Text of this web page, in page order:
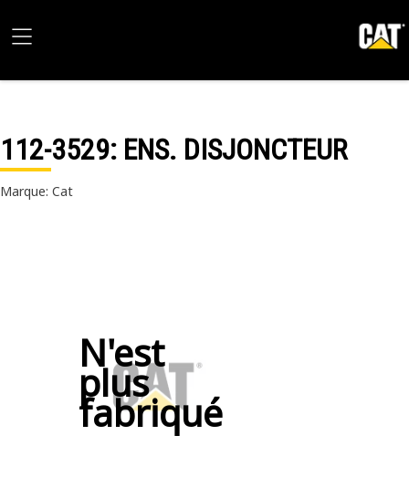
112-3529: ENS. DISJONCTEUR
Marque: Cat
N'est
plus
fabriqué